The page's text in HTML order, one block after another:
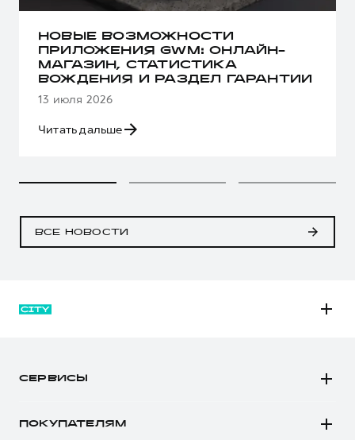
НОВЫЕ ВОЗМОЖНОСТИ
ПРИЛОЖЕНИЯ GWM: ОНЛАЙН-
МАГАЗИН, СТАТИСТИКА
ВОЖДЕНИЯ И РАЗДЕЛ ГАРАНТИИ
13 июля 2026
Читать дальше
ВСЕ НОВОСТИ
СЕРВИСЫ
ПОКУПАТЕЛЯМ